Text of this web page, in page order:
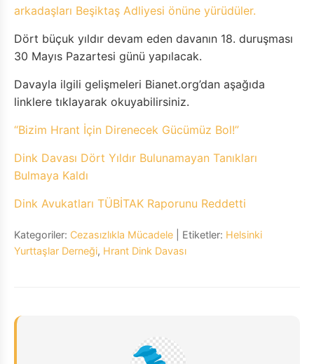
arkadaşları Beşiktaş Adliyesi önüne yürüdüler.
Dört büçuk yıldır devam eden davanın 18. duruşması
30 Mayıs Pazartesi günü yapılacak.
Davayla ilgili gelişmeleri Bianet.org’dan aşağıda
linklere tıklayarak okuyabilirsiniz.
“Bizim Hrant İçin Direnecek Gücümüz Bol!”
Dink Davası Dört Yıldır Bulunamayan Tanıkları
Bulmaya Kaldı
Dink Avukatları TÜBİTAK Raporunu Reddetti
Kategoriler: Cezasızlıkla Mücadele | Etiketler: Helsinki
Yurttaşlar Derneği, Hrant Dink Davası